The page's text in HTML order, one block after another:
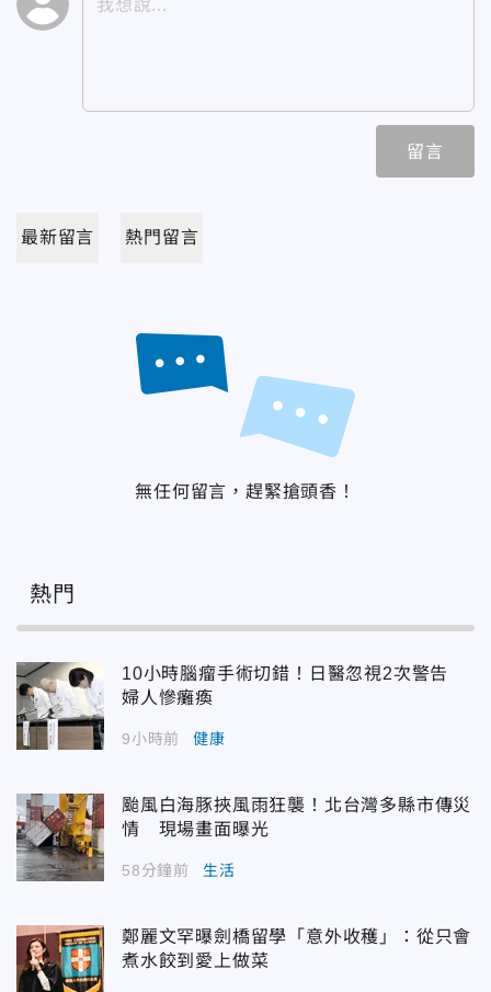
留言
最新留言 熱門留言
無任何留言，趕緊搶頭香！
熱門
10小時腦瘤手術切錯！日醫忽視2次警告
婦人慘癱瘓
9小時前 健康
颱風白海豚挾風雨狂襲！北台灣多縣市傳災
情 現場畫面曝光
58分鐘前 生活
鄭麗文罕曝劍橋留學「意外收穫」：從只會
煮水餃到愛上做菜